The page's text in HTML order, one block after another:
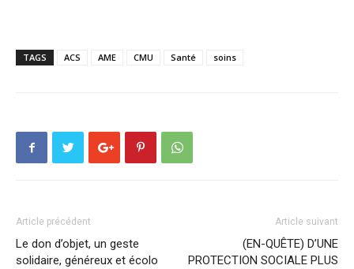
TAGS ACS AME CMU Santé soins
Article précédent
Le don d’objet, un geste
solidaire, généreux et écolo
Article suivant
(EN-QUÊTE) D’UNE
PROTECTION SOCIALE PLUS